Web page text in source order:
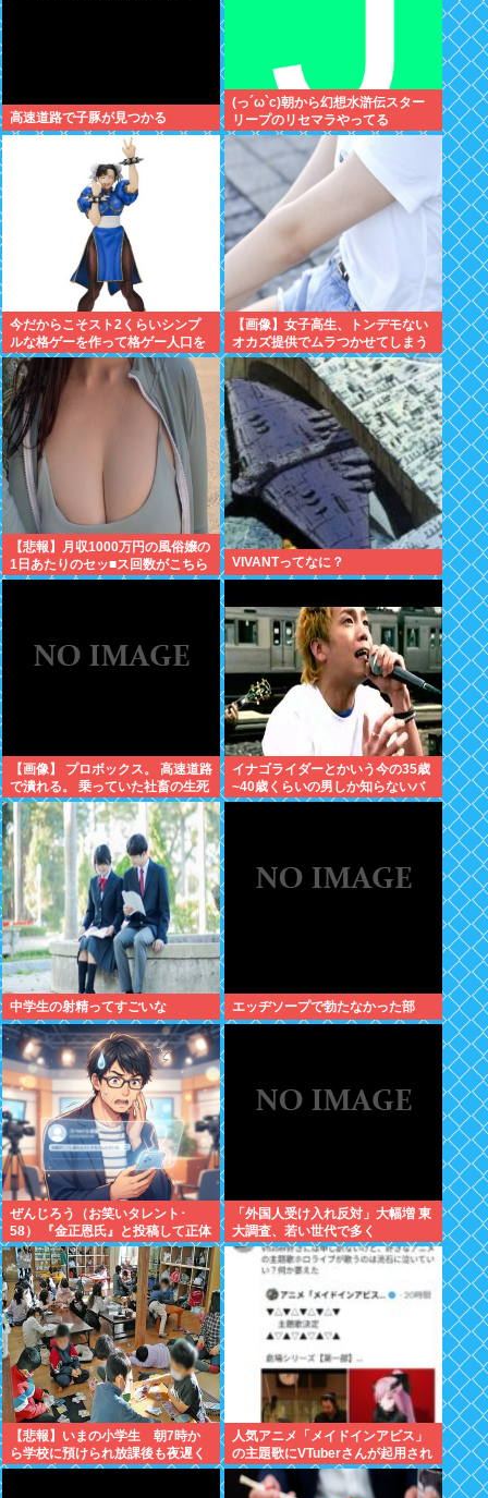
高速道路で子豚が見つかる
(っ´ω`c)朝から幻想水滸伝スター
リープのリセマラやってる
今だからこそスト2くらいシンプ
ルな格ゲーを作って格ゲー人口を
増やした方がいいと思う
【画像】女子高生、トンデモない
オカズ提供でムラつかせてしまう
www
【悲報】月収1000万円の風俗嬢の
1日あたりのセッ■ス回数がこちら
VIVANTってなに？
【画像】 プロボックス。 高速道路
で潰れる。 乗っていた社畜の生死
不明
イナゴライダーとかいう今の35歳
~40歳くらいの男しか知らないバ
ンドwww
中学生の射精ってすごいな エッヂソープで勃たなかった部
ぜんじろう（お笑いタレント･
58） 『金正恩氏』と投稿して正体
がバレてしまう
「外国人受け入れ反対」大幅増 東
大調査、若い世代で多く
【悲報】いまの小学生 朝7時か
ら学校に預けられ放課後も夜遅く
まで学童に預けられる生活をして
人気アニメ「メイドインアビス」
の主題歌にVTuberさんが起用され
てまたまたまた炎上、もう何回目
だよ…